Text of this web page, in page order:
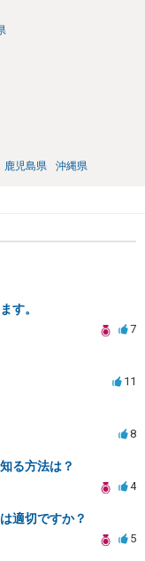
鹿児島県 沖縄県
す。
7
11
8
る方法は？
4
適切ですか？
5